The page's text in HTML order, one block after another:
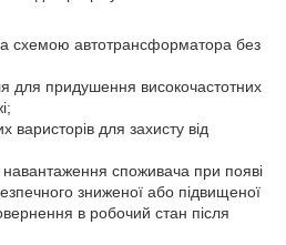
схемою автотрансформатора без
для придушення високочастотних
варисторів для захисту від
споживача при появі
зниженої або підвищеної
в робочий стан після